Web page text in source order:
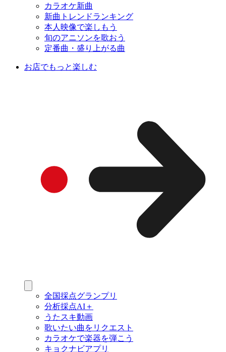
カラオケ新曲
新曲トレンドランキング
本人映像で楽しもう
旬のアニソンを歌おう
定番曲・盛り上がる曲
お店でもっと楽しむ
全国採点グランプリ
分析採点AI＋
うたスキ動画
歌いたい曲をリクエスト
カラオケで楽器を弾こう
キョクナビアプリ